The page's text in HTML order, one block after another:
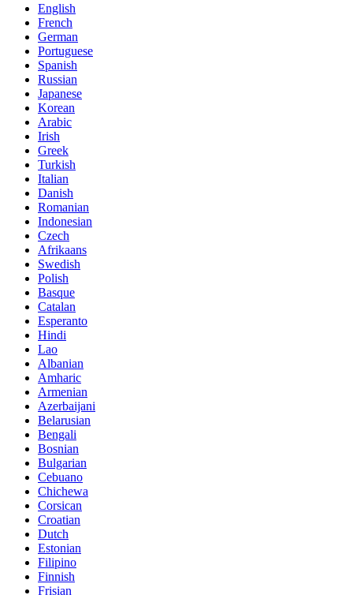
English
French
German
Portuguese
Spanish
Russian
Japanese
Korean
Arabic
Irish
Greek
Turkish
Italian
Danish
Romanian
Indonesian
Czech
Afrikaans
Swedish
Polish
Basque
Catalan
Esperanto
Hindi
Lao
Albanian
Amharic
Armenian
Azerbaijani
Belarusian
Bengali
Bosnian
Bulgarian
Cebuano
Chichewa
Corsican
Croatian
Dutch
Estonian
Filipino
Finnish
Frisian